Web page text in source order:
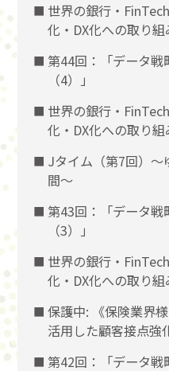
世界の銀行・
化・DX化への取り
第44回：「データ
（4）」
世界の銀行・
化・DX化への取り
Jタイム（第7回）
間～
第43回：「データ
（3）」
世界の銀行・
化・DX化への取り
保護中: 《保険業界
活用した顧客接点強
第42回：「データ